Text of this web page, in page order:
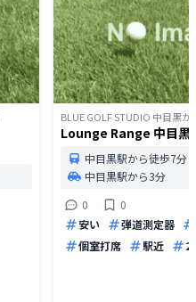
BLUE GOLF STUDIO 中目黒か
Lounge Range 中目黒
中目黒駅から徒歩7分
中目黒駅から3分
0
0
安い
弾道測定器
個室打席
駅近